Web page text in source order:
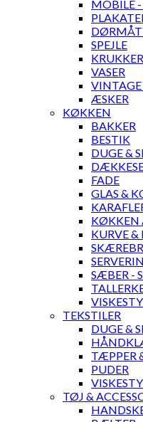
MOBILE -
SPEJLE
KRUKKER
VASER
VINTAGE
ÆSKER
KØKKEN
BAKKER
BESTIK
DUGE &
FADE
GLAS &
KØKKEN
KURVE &
SÆBER -
TEKSTILER
DUGE &
TÆPPER
PUDER
TØJ &